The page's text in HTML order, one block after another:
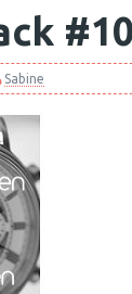
Sabine